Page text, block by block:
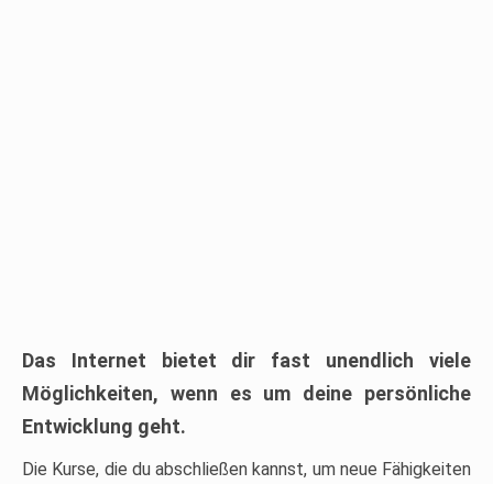
Das Internet bietet dir fast unendlich viele
Möglichkeiten, wenn es um deine persönliche
Entwicklung geht.
Die Kurse, die du abschließen kannst, um neue Fähigkeiten